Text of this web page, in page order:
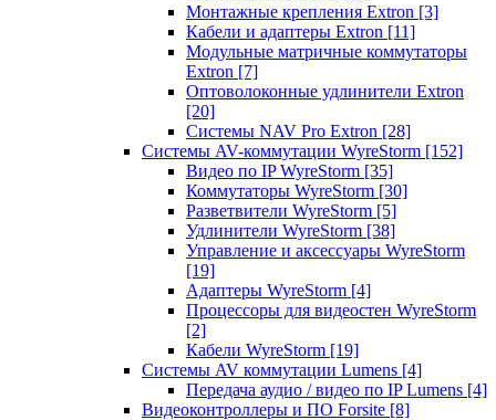
Монтажные крепления Extron [3]
Кабели и адаптеры Extron [11]
Модульные матричные коммутаторы
Extron [7]
Оптоволоконные удлинители Extron
[20]
Системы NAV Pro Extron [28]
Системы AV-коммутации WyreStorm [152]
Видео по IP WyreStorm [35]
Коммутаторы WyreStorm [30]
Разветвители WyreStorm [5]
Удлинители WyreStorm [38]
Управление и аксессуары WyreStorm
[19]
Адаптеры WyreStorm [4]
Процессоры для видеостен WyreStorm
[2]
Кабели WyreStorm [19]
Системы AV коммутации Lumens [4]
Передача аудио / видео по IP Lumens [4]
Видеоконтроллеры и ПО Forsite [8]